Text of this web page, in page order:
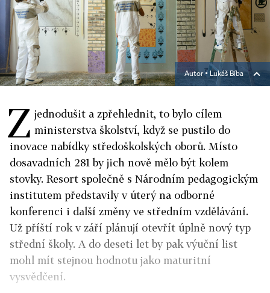
Autor ▪ Lukáš Bíba
Z jednodušit a zpřehlednit, to bylo cílem
ministerstva školství, když se pustilo do
inovace nabídky středoškolských oborů. Místo
dosavadních 281 by jich nově mělo být kolem
stovky. Resort společně s Národním pedagogickým
institutem představily v úterý na odborné
konferenci i další změny ve středním vzdělávání.
Už příští rok v září plánují otevřít úplně nový typ
střední školy. A do deseti let by pak výuční list
mohl mít stejnou hodnotu jako maturitní
vysvědčení.